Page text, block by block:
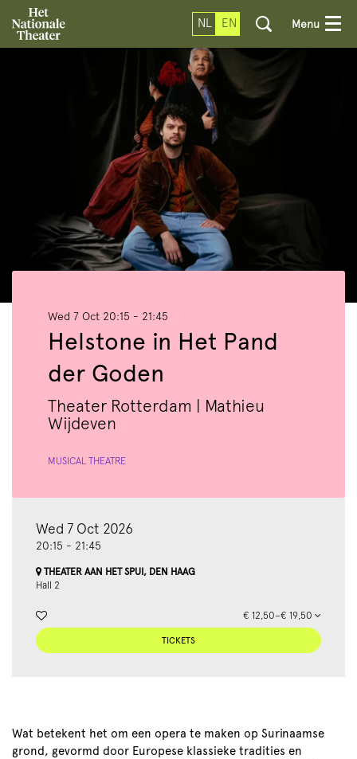
NL EN Menu
Helstone in Het Pand
der Goden
Theater Rotterdam | Mathieu
Wijdeven
Wed 7 Oct 20:15 - 21:45
MUSICAL THEATRE
Wed 7 Oct 2026
20:15 - 21:45
THEATER AAN HET SPUI, DEN HAAG
Hall 2
€ 12,50–€ 19,50
TICKETS
Wat betekent het om een opera te maken op Surinaamse
grond, gevormd door Europese klassieke tradities en